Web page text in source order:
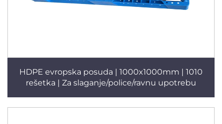
HDPE evropska posuda | 1000x1000mm | 1010
rešetka | Za slaganje/police/ravnu upotrebu